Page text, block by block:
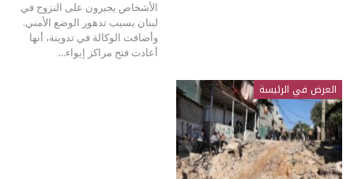
الأشخاص يجبرون على النزوح في
لبنان بسبب تدهور الوضع الأمني.
وأضافت الوكالة في تدوينة، أنها
أعادت فتح مراكز إيواء…
العرض في الرئيسة